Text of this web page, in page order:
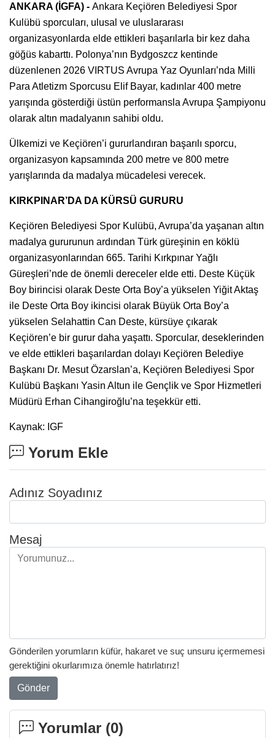
ANKARA (İGFA) - Ankara Keçiören Belediyesi Spor
Kulübü sporcuları, ulusal ve uluslararası
organizasyonlarda elde ettikleri başarılarla bir kez daha
göğüs kabarttı. Polonya’nın Bydgoszcz kentinde
düzenlenen 2026 VIRTUS Avrupa Yaz Oyunları’nda Milli
Para Atletizm Sporcusu Elif Bayar, kadınlar 400 metre
yarışında gösterdiği üstün performansla Avrupa Şampiyonu
olarak altın madalyanın sahibi oldu.
Ülkemizi ve Keçiören’i gururlandıran başarılı sporcu,
organizasyon kapsamında 200 metre ve 800 metre
yarışlarında da madalya mücadelesi verecek.
KIRKPINAR’DA DA KÜRSÜ GURURU
Keçiören Belediyesi Spor Kulübü, Avrupa’da yaşanan altın
madalya gururunun ardından Türk güreşinin en köklü
organizasyonlarından 665. Tarihi Kırkpınar Yağlı
Güreşleri’nde de önemli dereceler elde etti. Deste Küçük
Boy birincisi olarak Deste Orta Boy’a yükselen Yiğit Aktaş
ile Deste Orta Boy ikincisi olarak Büyük Orta Boy’a
yükselen Selahattin Can Deste, kürsüye çıkarak
Keçiören’e bir gurur daha yaşattı. Sporcular, deseklerinden
ve elde ettikleri başarılardan dolayı Keçiören Belediye
Başkanı Dr. Mesut Özarslan’a, Keçiören Belediyesi Spor
Kulübü Başkanı Yasin Altun ile Gençlik ve Spor Hizmetleri
Müdürü Erhan Cihangiroğlu’na teşekkür etti.
Kaynak: IGF
Yorum Ekle
Adınız Soyadınız
Mesaj
Gönderilen yorumların küfür, hakaret ve suç unsuru içermemesi
gerektiğini okurlarımıza önemle hatırlatırız!
Gönder
Yorumlar (0)